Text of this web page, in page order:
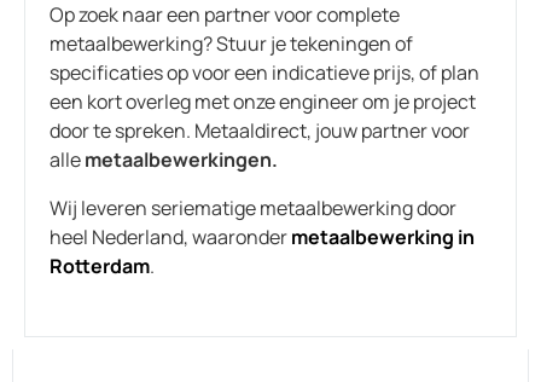
Op zoek naar een partner voor complete
metaalbewerking? Stuur je tekeningen of
specificaties op voor een indicatieve prijs, of plan
een kort overleg met onze engineer om je project
door te spreken. Metaaldirect, jouw partner voor
allemetaalbewerkingen.
Wij leveren seriematige metaalbewerking door
heel Nederland, waarondermetaalbewerking in
Rotterdam.